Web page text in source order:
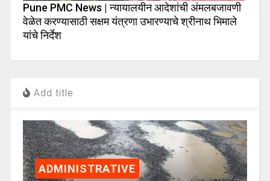
Pune PMC News | न्यायालयीन आदेशांची अंमलबजावणी
वेळेत करण्यासाठी सक्षम यंत्रणा उभारण्याचे श्रीनाथ भिमाले
यांचे निर्देश
Add title
ADMINISTRATIVE